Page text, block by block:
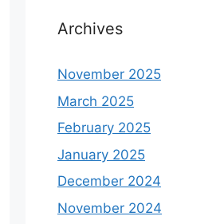
Archives
November 2025
March 2025
February 2025
January 2025
December 2024
November 2024